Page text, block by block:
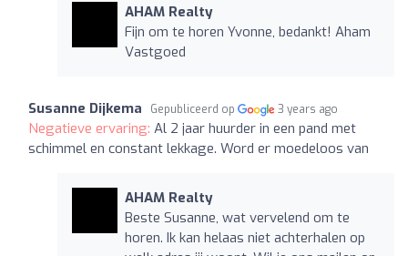
AHAM Realty
Fijn om te horen Yvonne, bedankt! Aham
Vastgoed
Susanne Dijkema Gepubliceerd op 3 years ago
Negatieve ervaring: Al 2 jaar huurder in een pand met
schimmel en constant lekkage. Word er moedeloos van
AHAM Realty
Beste Susanne, wat vervelend om te
horen. Ik kan helaas niet achterhalen op